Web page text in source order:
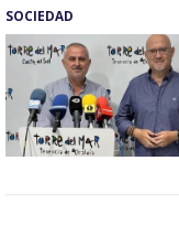
SOCIEDAD